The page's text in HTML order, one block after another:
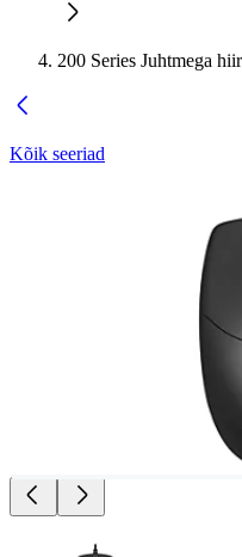
200 Series Juhtmega hiir
Kõik seeriad